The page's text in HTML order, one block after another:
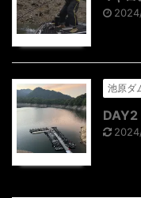
池原ダ
DAY2